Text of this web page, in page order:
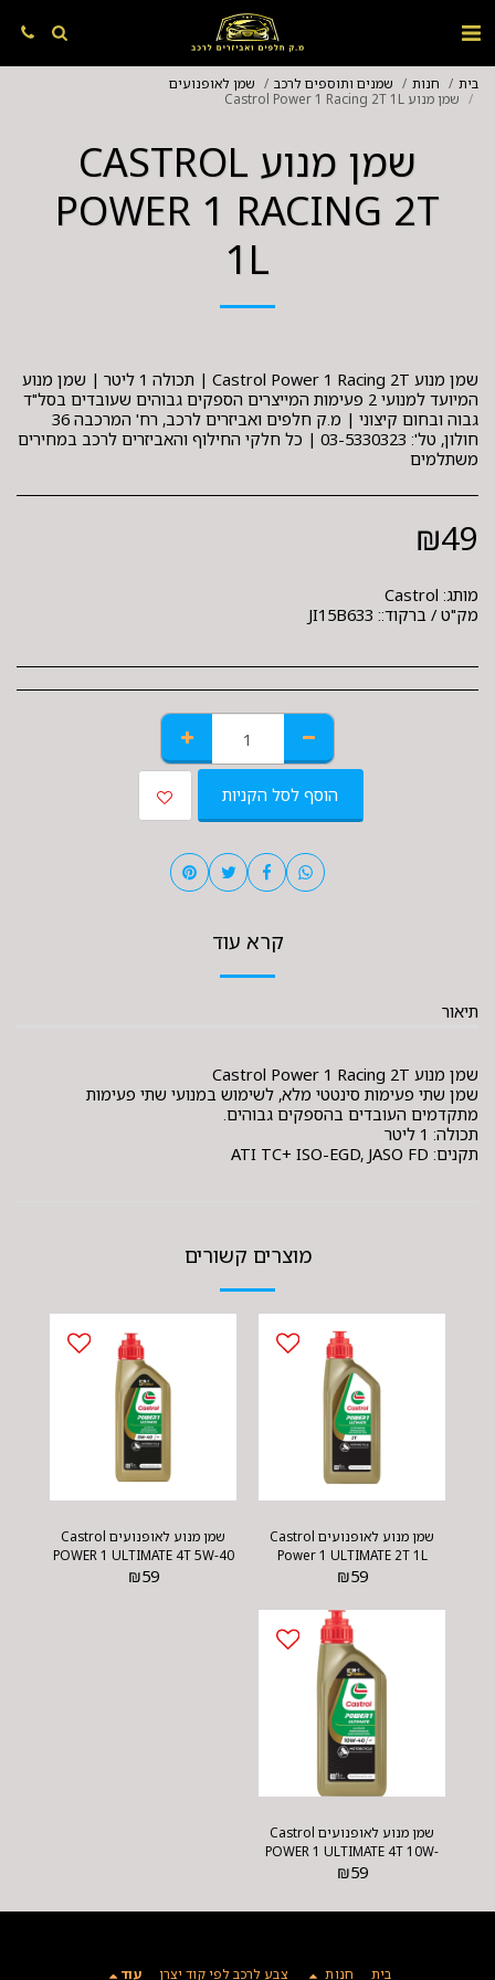
בית חנות שמנים ותוספים לרכב
שמן לאופנועים
שמן מנוע Castrol Power 1 Racing 2T 1L
שמן מנוע CASTROL
POWER 1 RACING 2T
1L
שמן מנוע Castrol Power 1 Racing 2T | תכולה 1 ליטר | שמן מנוע
המיועד למנועי 2 פעימות המייצרים הספקים גבוהים שעובדים בסל"ד
גבוה ובחום קיצוני | מ.ק חלפים ואביזרים לרכב, רח' המרכבה 36
חולון, טל': 03-5330323 | כל חלקי החילוף והאביזרים לרכב במחירים
משתלמים
₪49
מותג: Castrol
מק"ט / ברקוד:: JI15B633
הוסף לסל הקניות
קרא עוד
תיאור
שמן מנוע Castrol Power 1 Racing 2T
שמן שתי פעימות סינטטי מלא, לשימוש במנועי שתי פעימות
מתקדמים העובדים בהספקים גבוהים.
תכולה: 1 ליטר
תקנים: ATI TC+ ISO-EGD, JASO FD
מוצרים קשורים
שמן מנוע לאופנועים Castrol
Power 1 ULTIMATE 2T 1L
₪59
שמן מנוע לאופנועים Castrol
POWER 1 ULTIMATE 4T 5W-40
1L
₪59
שמן מנוע לאופנועים Castrol
POWER 1 ULTIMATE 4T 10W-
40 1L
₪59
בית חנות צבע לרכב לפי קוד יצרן עוד